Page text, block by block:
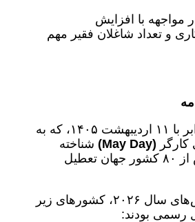
مواجهه با افزایش
و تعداد شاغلان فقیر مهم
اول مه ۲۰۲۶ برابر با ۱۱ اردیبهشت ۱۴۰۵، که به
(
May Day
)شناخته
می‌شود، در بیش از ۸۰ کشور جهان تعطیل
بر اساس گزارش‌های سال ۲۰۲۶، کشورهای زیر
رسمی بودند: